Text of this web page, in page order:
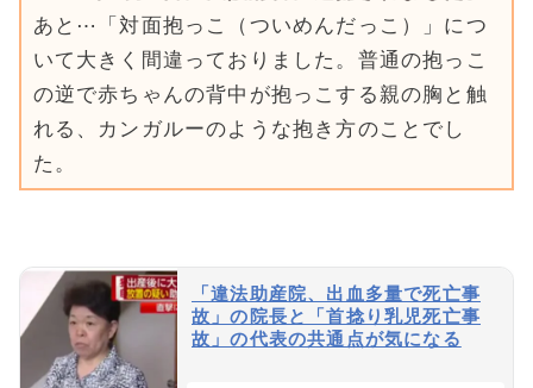
あと⋯「対面抱っこ（ついめんだっこ）」につ
いて大きく間違っておりました。普通の抱っこ
の逆で赤ちゃんの背中が抱っこする親の胸と触
れる、カンガルーのような抱き方のことでし
た。
「違法助産院、出血多量で死亡事
故」の院長と「首捻り乳児死亡事
故」の代表の共通点が気になる